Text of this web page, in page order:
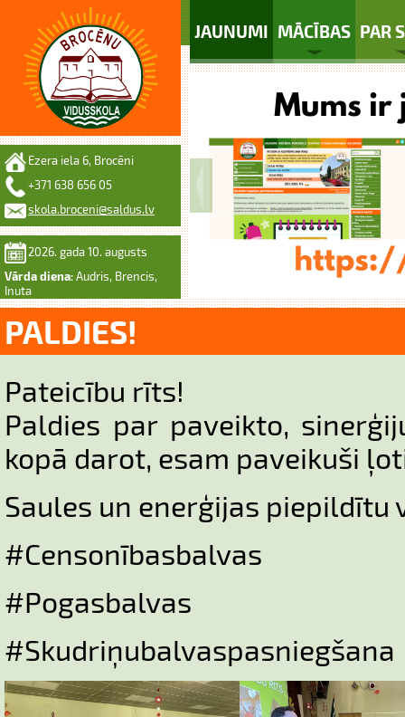
JAUNUMI MĀCĪBAS PAR
Ezera iela 6, Brocēni
+371 638 656 05
skola.broceni@saldus.lv
2026. gada 10. augusts
Vārda diena: Audris, Brencis,
Inuta
PALDIES!
Pateicību rīts!
Paldies par paveikto,
kopā darot, esam paveikuši
Saules un enerģijas piepildītu
#Censonībasbalvas
#Pogasbalvas
#Skudriņubalvaspasniegšana